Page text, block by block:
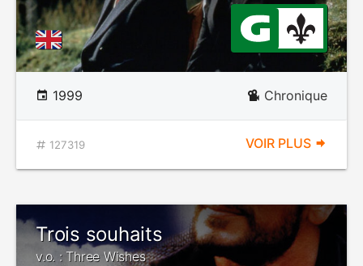
1999 Chronique
127319 VOIR PLUS
Trois souhaits
v.o. : Three Wishes